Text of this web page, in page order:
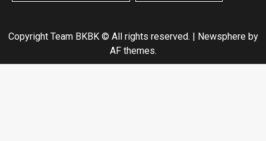
Copyright Team BKBK © All rights reserved. Newsphereby
AF themes.